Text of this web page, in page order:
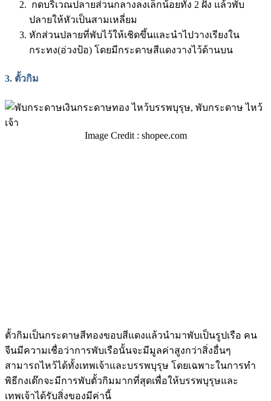
กดบริเวณปลายส่วนกลางลงเล็กน้อยทั้ง 2 ฝั่ง แล้วพับ
ปลายให้หัวเป็นสามเหลี่ยม
หักส่วนปลายที่พับไว้ให้เชิดขึ้นและนำไปวางเรียงใน
กระทง(อ่วงป้อ) โดยมีกระดาษสีแดงวางไว้ด้านบน
3. ตั้วกิม
Image Credit : shopee.com
ตั้วกิมเป็นกระดาษสีทองขอบสีแดงแล้วนำมาพับเป็นรูปเรือ คน
จีนมีความเชื่อว่าการพับเรือนั้นจะมีมูลค่าสูงกว่าสิ่งอื่นๆ
สามารถไหว้ได้ทั้งเทพเจ้าและบรรพบุรุษ โดยเฉพาะในการทำ
พิธีกงเต๊กจะมีการพับตั้วกิมมากที่สุดเพื่อให้บรรพบุรุษและ
เทพเจ้าได้รับสิ่งของมีค่านี้